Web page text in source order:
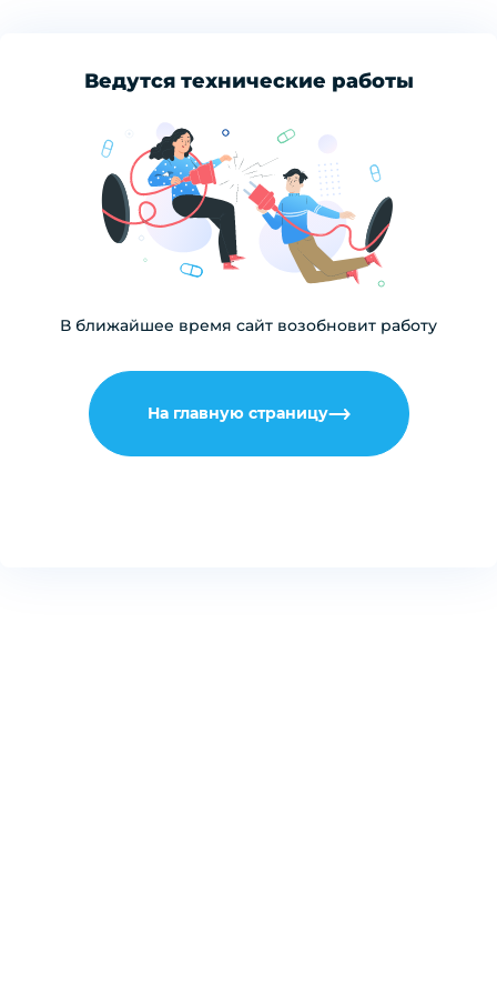
Ведутся технические работы
В ближайшее время сайт возобновит работу
На главную страницу